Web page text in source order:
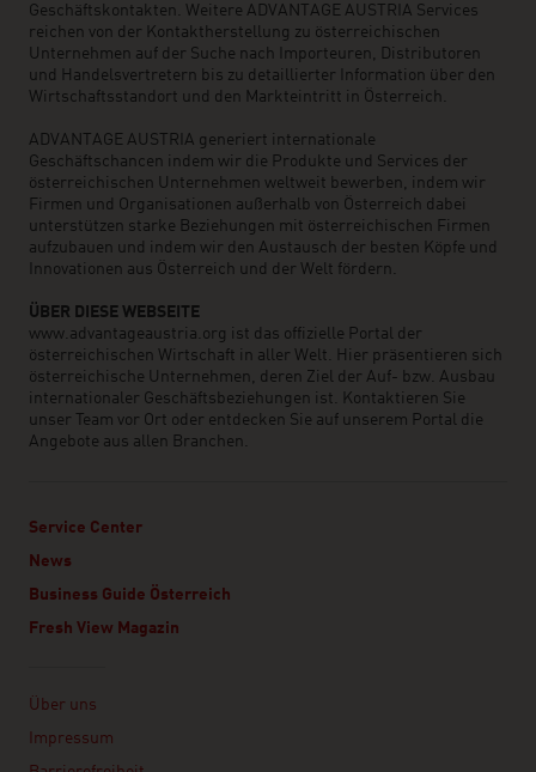
Geschäftskontakten. Weitere ADVANTAGE AUSTRIA Services
reichen von der Kontaktherstellung zu österreichischen
Unternehmen auf der Suche nach Importeuren, Distributoren
und Handelsvertretern bis zu detaillierter Information über den
Wirtschaftsstandort und den Markteintritt in Österreich.
ADVANTAGE AUSTRIA generiert internationale
Geschäftschancen indem wir die Produkte und Services der
österreichischen Unternehmen weltweit bewerben, indem wir
Firmen und Organisationen außerhalb von Österreich dabei
unterstützen starke Beziehungen mit österreichischen Firmen
aufzubauen und indem wir den Austausch der besten Köpfe und
Innovationen aus Österreich und der Welt fördern.
ÜBER DIESE WEBSEITE
www.advantageaustria.org ist das offizielle Portal der
österreichischen Wirtschaft in aller Welt. Hier präsentieren sich
österreichische Unternehmen, deren Ziel der Auf- bzw. Ausbau
internationaler Geschäftsbeziehungen ist. Kontaktieren Sie
unser Team vor Ort oder entdecken Sie auf unserem Portal die
Angebote aus allen Branchen.
Service Center
News
Business Guide Österreich
Fresh View Magazin
Über uns
Impressum